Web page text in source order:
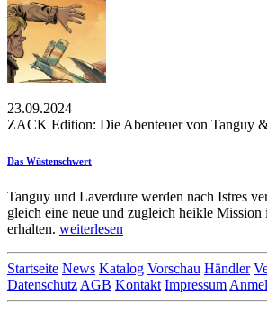
23.09.2024
ZACK Edition: Die Abenteuer von Tanguy
Das Wüstenschwert
Tanguy und Laverdure werden nach Istres
gleich eine neue und zugleich heikle Mission
erhalten. weiterlesen
Startseite News Katalog Vorschau Händler
Datenschutz AGB Kontakt Impressum